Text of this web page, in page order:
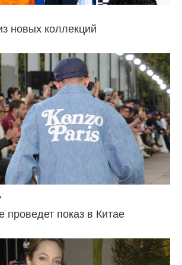
новых коллекций
проведет показ в Китае